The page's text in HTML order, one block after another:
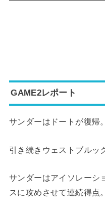
GAME2レポート
サンダーはドートが復帰。
引き続きウェストブルッ
サンダーはアイソレーシ
スに攻めさせて連続得点。